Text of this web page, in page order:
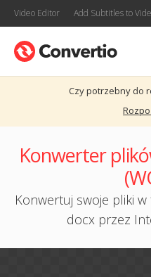
Video Editor Add Subtitles to
Czy potrzebny do
Konwerter
Konwertuj swoje pliki
docx przez